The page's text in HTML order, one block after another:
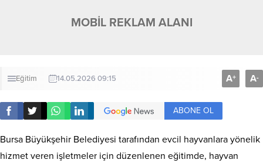
MOBİL REKLAM ALANI
Eğitim 14.05.2026 09:15 A+ A-
ABONE OL
Bursa Büyükşehir Belediyesi tarafından evcil hayvanlara yönelik
hizmet veren işletmeler için düzenlenen eğitimde, hayvan